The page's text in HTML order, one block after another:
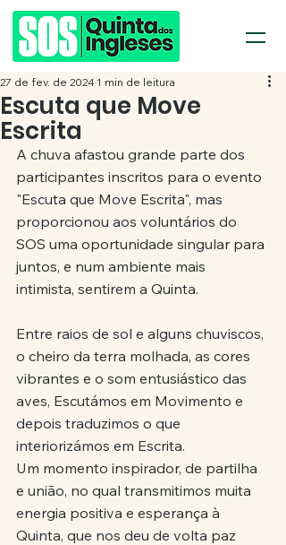
Escuta que Move
Escrita
27 de fev. de 2024 1 min de leitura
A chuva afastou grande parte dos
participantes inscritos para o evento
"Escuta que Move Escrita", mas
proporcionou aos voluntários do
SOS uma oportunidade singular para
juntos, e num ambiente mais
intimista, sentirem a Quinta.
Entre raios de sol e alguns chuviscos,
o cheiro da terra molhada, as cores
vibrantes e o som entusiástico das
aves, Escutámos em Movimento e
depois traduzimos o que
interiorizámos em Escrita.
Um momento inspirador, de partilha
e união, no qual transmitimos muita
energia positiva e esperança à
Quinta, que nos deu de volta paz